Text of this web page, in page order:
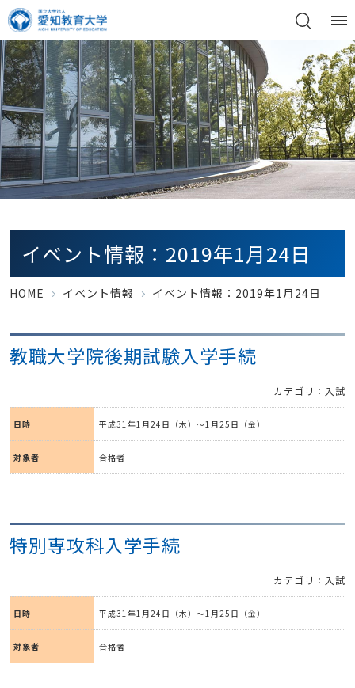
イベント情報：2019年1月24日
HOME イベント情報 イベント情報：2019年1月24日
教職大学院後期試験入学手続
カテゴリ：入試
日時 平成31年1月24日（木）～1月25日（金）
対象者 合格者
特別専攻科入学手続
カテゴリ：入試
日時 平成31年1月24日（木）～1月25日（金）
対象者 合格者